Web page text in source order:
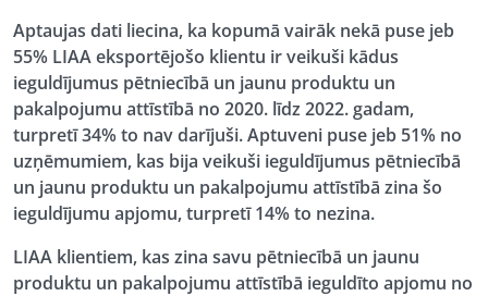
Aptaujas dati liecina, ka kopumā vairāk nekā puse jeb
55% LIAA eksportējošo klientu ir veikuši kādus
ieguldījumus pētniecībā un jaunu produktu un
pakalpojumu attīstībā no 2020. līdz 2022. gadam,
turpretī 34% to nav darījuši. Aptuveni puse jeb 51% no
uzņēmumiem, kas bija veikuši ieguldījumus pētniecībā
un jaunu produktu un pakalpojumu attīstībā zina šo
ieguldījumu apjomu, turpretī 14% to nezina.
LIAA klientiem, kas zina savu pētniecībā un jaunu
produktu un pakalpojumu attīstībā ieguldīto apjomu no